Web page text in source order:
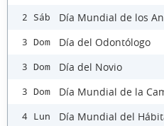
2 Sáb Día Mundial de los
3 Dom Día del Odontólogo
3 Dom Día del Novio
3 Dom Día Mundial de la
4 Lun Día Mundial del